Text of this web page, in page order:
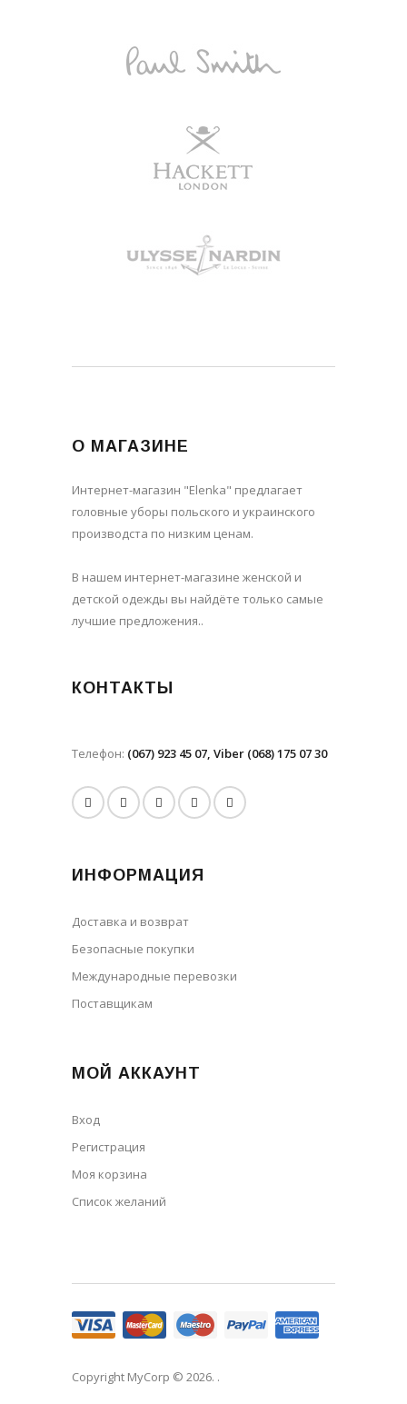
О МАГАЗИНЕ
Интернет-магазин "Elenka" предлагает
головные уборы польского и украинского
производста по низким ценам.
В нашем интернет-магазине женской и
детской одежды вы найдёте только самые
лучшие предложения..
КОНТАКТЫ
Телефон: (067) 923 45 07, Viber (068) 175 07 30
ИНФОРМАЦИЯ
Доставка и возврат
Безопасные покупки
Международные перевозки
Поставщикам
МОЙ АККАУНТ
Вход
Регистрация
Моя корзина
Cписок желаний
Copyright MyCorp © 2026. .